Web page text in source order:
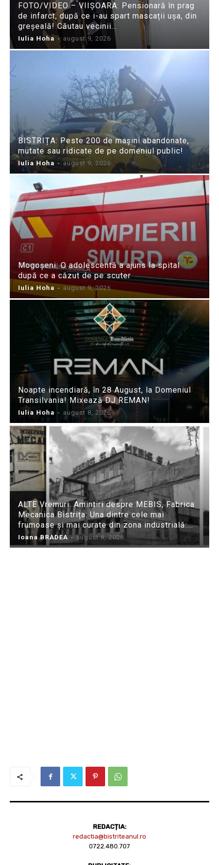
FOTO/VIDEO – VIIȘOARA: Pensionară în prag
de infarct, după ce i-au spart mascații ușa, din
greșeală! Căutau vecinii…
Iulia Hoha - august 9, 2026
BISTRIȚA: Peste 200 de mașini abandonate,
mutate sau ridicate de pe domeniul public!
Iulia Hoha - august 9, 2026
Mogoșeni: O adolescentă a ajuns la spital
după ce a căzut de pe scuter
Iulia Hoha - august 9, 2026
Noapte incendiară, în 28 August, la Domeniul
Transilvania! Mixează DJ REMAN!
Iulia Hoha - august 8, 2026
ALTE Vremuri. Amintiri despre MEBIS, Fabrica
Mecanica Bistrița: Una dintre cele mai
frumoase și mai curate din zona industrială:...
Ioana BRADEA - august 8, 2026
REDACȚIA:
redactia@bistriteanul.ro
0722.480.707